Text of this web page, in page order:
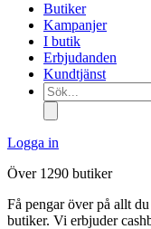
Butiker
Kampanjer
I butik
Erbjudanden
Kundtjänst
Sök...
Logga in
Över 1290 butiker
Få pengar över på allt
butiker. Vi erbjuder